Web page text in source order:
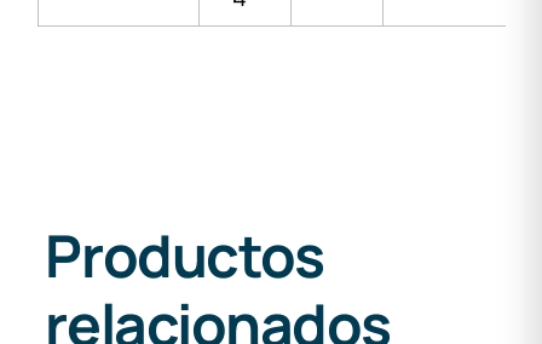
Productos
relacionados